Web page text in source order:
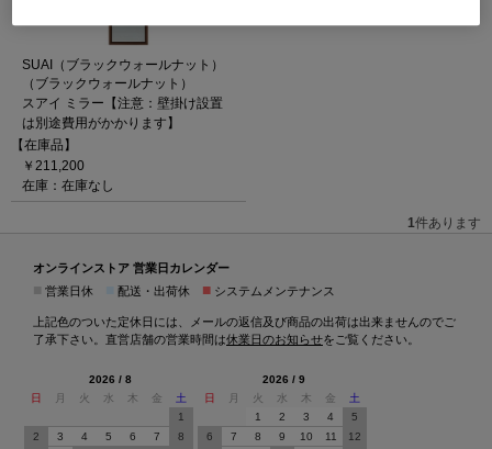
SUAI（ブラックウォールナット）
（ブラックウォールナット）
スアイ ミラー【注意：壁掛け設置
は別途費用がかかります】
【在庫品】
￥211,200
在庫：在庫なし
1件あります
オンラインストア 営業日カレンダー
営業日休 配送・出荷休 ■ システムメンテナンス
上記色のついた定休日には、メールの返信及び商品の出荷は出来ませんのでご
了承下さい。直営店舗の営業時間は休業日のお知らせをご覧ください。
2026 / 8
日
月 火 水 木 金
土
1
2
3 4 5 6 7
8
2026 / 9
日
月 火 水 木 金
土
1
2 3 4
5
6
7 8 9 10 11
12